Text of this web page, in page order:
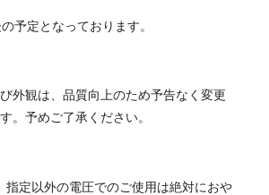
予定となっております。
外観は、品質向上のため予告なく変更
。予めご了承ください。
指定以外の電圧でのご使用は絶対におや